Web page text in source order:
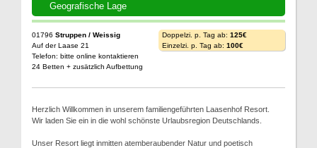
Geografische Lage
01796 Struppen / Weissig
Auf der Laase 21
Telefon: bitte online kontaktieren
24 Betten + zusätzlich Aufbettung
Doppelzi. p. Tag ab: 125€
Einzelzi. p. Tag ab: 100€
Herzlich Willkommen in unserem familiengeführten Laasenhof Resort.
Wir laden Sie ein in die wohl schönste Urlaubsregion Deutschlands.
Unser Resort liegt inmitten atemberaubender Natur und poetisch